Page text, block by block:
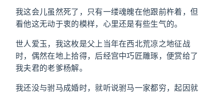
我这会儿虽然死了，只有一缕魂魄在他跟前杵着，但
看他这无动于衷的模样，心里还是有些生气的。
世人爱玉，我这枚是父上当年在西北荒凉之地征战
时，偶然在地上拾得，后经宫中巧匠雕琢，便赏给了
我夫君的老爹杨解。
我还没与驸马成婚时，就听说驸马一家都穷，起因就